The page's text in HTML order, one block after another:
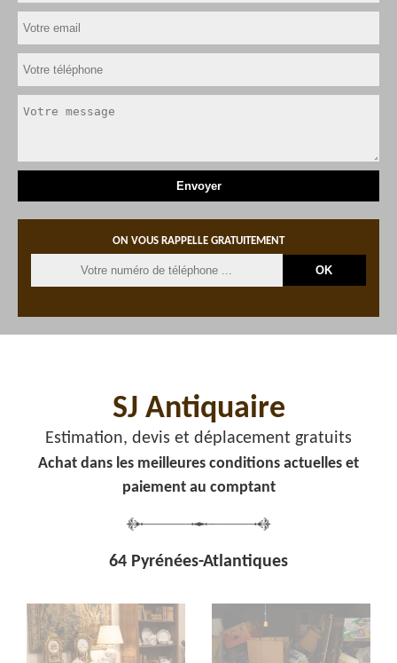
ON VOUS RAPPELLE GRATUITEMENT
SJ Antiquaire
Estimation, devis et déplacement gratuits
Achat dans les meilleures conditions actuelles et
paiement au comptant
64 Pyrénées-Atlantiques